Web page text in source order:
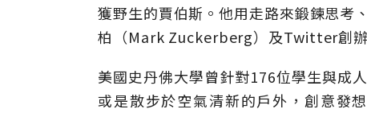
獲野生的賈伯斯。他用走路來鍛鍊思考
柏（Mark Zuckerberg）及Twitter創
美國史丹佛大學曾針對176位學生與成
或是散步於空氣清新的戶外，創意發